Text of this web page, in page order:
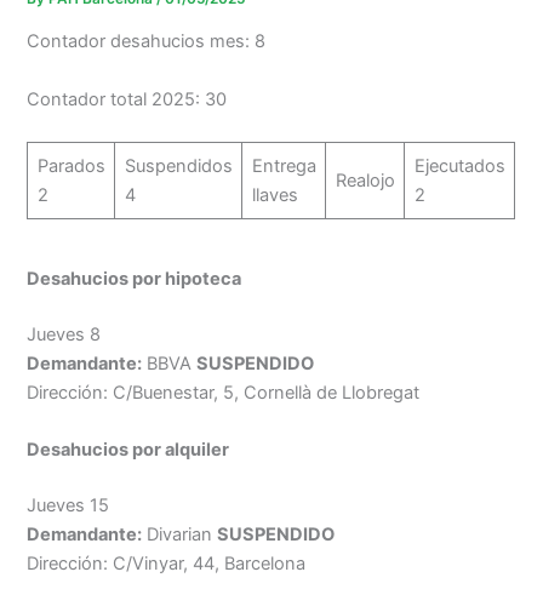
Contador desahucios mes: 8
Contador total 2025: 30
Parados
2
Suspendidos
4
Entrega
llaves
Realojo
Ejecutados
2
Desahucios por hipoteca
Jueves 8
Demandante: BBVASUSPENDIDO
Dirección: C/Buenestar, 5, Cornellà de Llobregat
Desahucios poralquiler
Jueves 15
Demandante: DivarianSUSPENDIDO
Dirección: C/Vinyar, 44, Barcelona